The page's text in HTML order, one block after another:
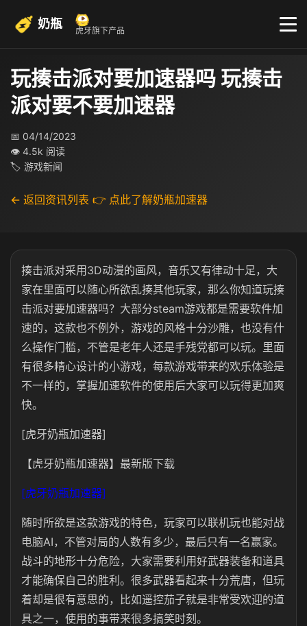
奶瓶 虎牙旗下产品
玩揍击派对要加速器吗 玩揍击
派对要不要加速器
📅 04/14/2023
👁 4.5k 阅读
🏷 游戏新闻
← 返回资讯列表 👉 点此了解奶瓶加速器
揍击派对采用3D动漫的画风，音乐又有律动十足，大
家在里面可以随心所欲乱揍其他玩家，那么你知道玩揍
击派对要加速器吗？大部分steam游戏都是需要软件加
速的，这款也不例外，游戏的风格十分沙雕，也没有什
么操作门槛，不管是老年人还是手残党都可以玩。里面
有很多精心设计的小游戏，每款游戏带来的欢乐体验是
不一样的，掌握加速软件的使用后大家可以玩得更加爽
快。
[虎牙奶瓶加速器]
【虎牙奶瓶加速器】最新版下载
[虎牙奶瓶加速器]
随时所欲是这款游戏的特色，玩家可以联机玩也能对战
电脑AI，不管对局的人数有多少，最后只有一名赢家。
战斗的地形十分危险，大家需要利用好武器装备和道具
才能确保自己的胜利。很多武器看起来十分荒唐，但玩
着却是很有意思的，比如遥控茄子就是非常受欢迎的道
具之一，使用的事带来很多搞笑时刻。